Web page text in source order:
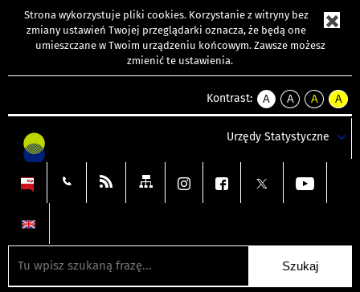
Strona wykorzystuje pliki cookies. Korzystanie z witryny bez
zmiany ustawień Twojej przeglądarki oznacza, że będą one
umieszczane w Twoim urządzeniu końcowym. Zawsze możesz
zmienić te ustawienia.
Kontrast:
A
kontrast
A
kontrast
tekst
czarnym
A
kontrast
tekst
czarnym
A
tekst
żółtym
Urzędy Statystyczne